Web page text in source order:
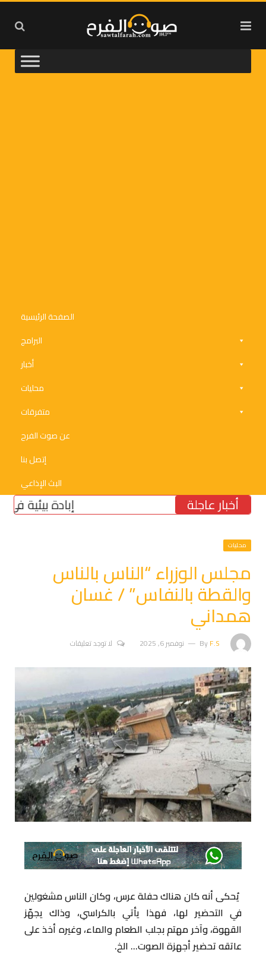
الصفحة الرئيسية
البرامج
أخبار
محليات
متفرقات
عن صوت الفرح
إتصل بنا
البث الإذاعي
أخبار عاجلة إبادة بيئية في
محليات
مجلس الوزراء “الناس بالناس
والقطة بالنفاس” / غسان
همداني
ByF.S نوفمبر 6, 2025 لا توجد تعليقات
يُحكى أنه كان هناك حفلة عرس، وكان الناس مشغولين
في التحضير لها، فهذا يأتي بالكراسي، وذاك يجهّز
القهوة، وآخر مهتم بجلب الطعام والماء، وغيره أخذ على
عاتقه تحضير أجهزة الصوت… الخ.